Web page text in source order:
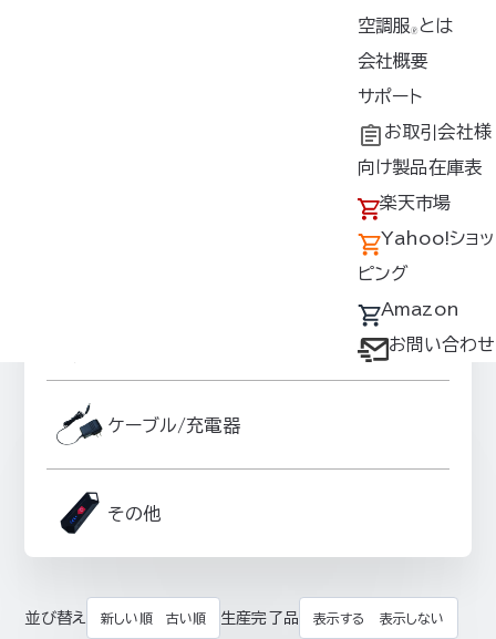
導入事例
共同開発
工場シミュレーシ
ョン
空調服🄬 とは
空調服 ®とは
開発秘話
会社概要
企業理念
会社概要
会社沿革
アクセス
採用情報
サポート
よくあるご質問
不要なバッテリー
の回収について
デバイス・ファン
オプション対応表
取扱説明書ダウ
ンロードサービス
ユーザー登録
お取引会社様
向け製品在庫表
楽天市場
Yahoo!ショッ
ピング
Amazon
お問い合わせ
ケーブル/充電器
その他
並び替え 新しい順 古い順 生産完了品 表示する 表示しない